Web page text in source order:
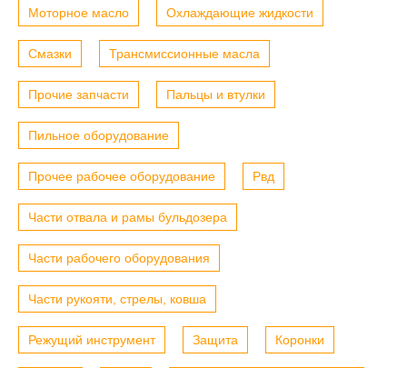
Моторное масло Охлаждающие жидкости
Смазки Трансмиссионные масла
Прочие запчасти Пальцы и втулки
Пильное оборудование
Прочее рабочее оборудование Рвд
Части отвала и рамы бульдозера
Части рабочего оборудования
Части рукояти, стрелы, ковша
Режущий инструмент Защита Коронки